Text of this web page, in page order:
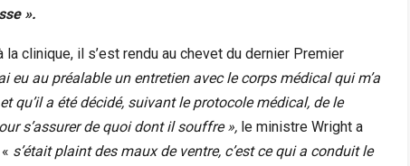
».
clinique, il s’est rendu au chevet du dernier Premier
eu au préalable un entretien avec le corps médical qui m’a
qu’il a été décidé, suivant le protocole médical, de le
s’assurer de quoi dont il souffre », le ministre Wright a
s’était plaint des maux de ventre, c’est ce qui a conduit le